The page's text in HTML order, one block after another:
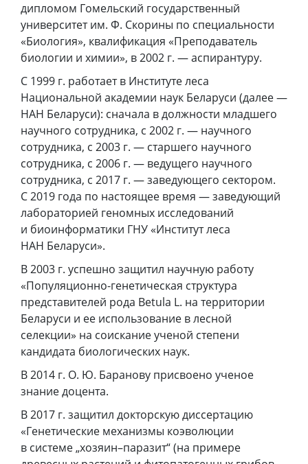
дипломом Гомельский государственный
университет им. Ф. Скорины по специальности
«Биология», квалификация «Преподаватель
биологии и химии», в 2002 г. — аспирантуру.
С 1999 г. работает в Институте леса
Национальной академии наук Беларуси (далее —
НАН Беларуси): сначала в должности младшего
научного сотрудника, с 2002 г. — научного
сотрудника, с 2003 г. — старшего научного
сотрудника, с 2006 г. — ведущего научного
сотрудника, с 2017 г. — заведующего сектором.
С 2019 года по настоящее время — заведующий
лабораторией геномных исследований
и биоинформатики ГНУ «Институт леса
НАН Беларуси».
В 2003 г. успешно защитил научную работу
«Популяционно-генетическая структура
представителей рода Betula L. на территории
Беларуси и ее использование в лесной
селекции» на соискание ученой степени
кандидата биологических наук.
В 2014 г. О. Ю. Баранову присвоено ученое
знание доцента.
В 2017 г. защитил докторскую диссертацию
«Генетические механизмы коэволюции
в системе „хозяин–паразит“ (на примере